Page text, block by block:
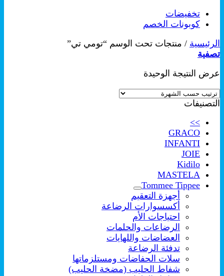
تخفيضات
كوبونات الخصم
الرئيسية / منتجات تحت الوسم “تومي تي”
تصفية
عرض النتيجة الوحيدة
التصنيفات
>>
GRACO
INFANTI
JOIE
Kidilo
MASTELA
Tommee Tippee
أجهزة التعقيم
أكسسوارات الرضاعة
احتياجات الأم
الرضاعات والحلمات
العضاضات واللهايات
تدفئة الرضاعة
سلات الحفاضات ومستلزماتها
شفاط الحليب (مضخة الحليب)